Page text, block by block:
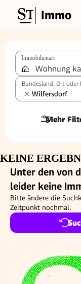
Immo
Immobilienart
Bundesland, Ort oder
Wilfersdorf
Mehr
KEINE
Unter den von
leider keine
Bitte ändere die
Zeitpunkt nochmal.